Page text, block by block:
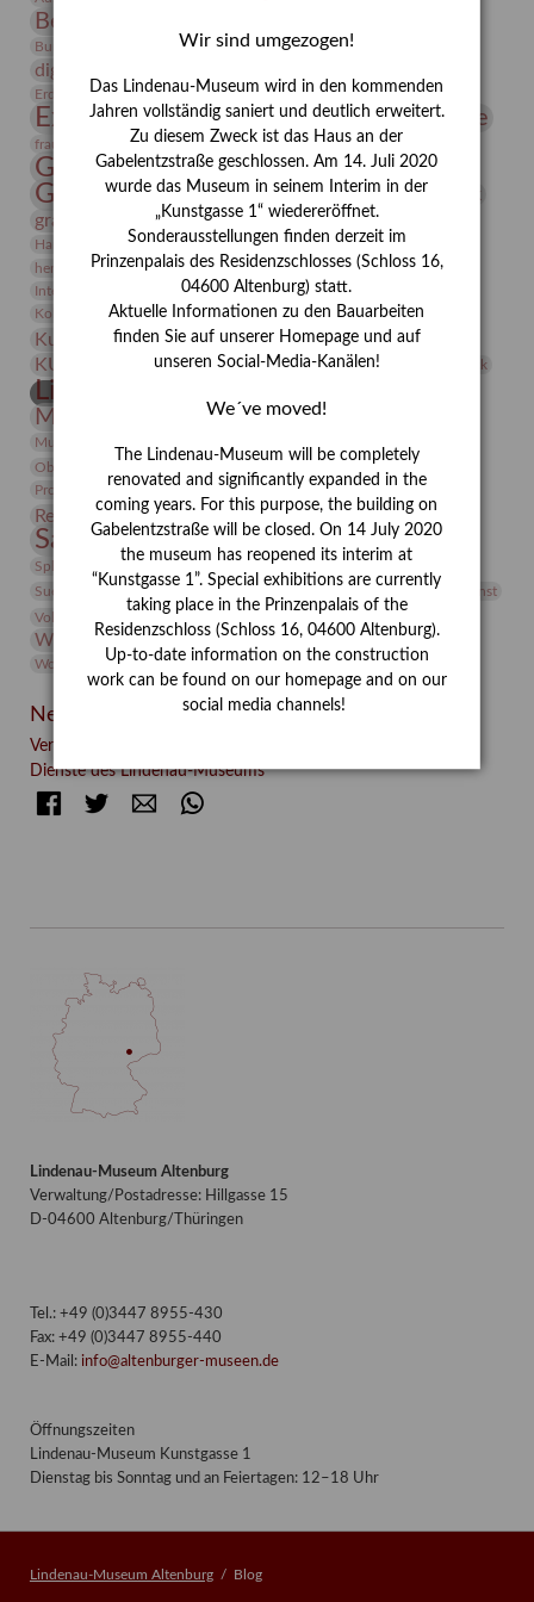
Bernhard August von Lindenau
Burg Posterstein Conrad Felixmüller Depot
digitallabor
Erdmann Julius Dietrich
Erlebnisportal estrusker Exlibris
Expressionismus Festrede Florenz Fotografie
frauen Frauen in der Antike und heute
Gerhard-Altenbourg-Preis
Gerhard Altenbourg
Gerhard Kurt Müller
grafische sammlung griechische Mythologie
Hanns-Conon von der Gabelentz Heinrich Kirchhoff Heldinnen
herman de vries Humboldt
Insekten
Integriertes Schädlingsmanagement
Italien Jahresempfang
Kolosseum
Kooperationsausstellung Korkmodelle Kunst
Kunstmuseum Kunstvermittlung Kunst von Kühl
KUNSTWAND Kurs Künstler Künstlerin Lehmbruck
Lindenau-Museum
Museumsgeschichte Museumsnacht
Museumspädagogik Natur
Objekt im Fokus
Phelloplastik
Pohlhof
Provenienz
Provenienzforschung
Restaurierung Rudi Lesser Ruth Wolf-Rehfeld
Sammlung Samstagszeichner Skulptur
Sonderausstellung
Sphinx
studio Studio Bildende Kunst
Suermondt-Ludwig-Museum
Vermittlung
Videokunst
Volontariat
Walter Rheiner Werefkin
Werkbetrachtung Winter Wissenschaft
Wolf and Dog
Wolf und Hund
Zirkuswoche
Neueste Beiträge
Verschenkt, verkauft, vergessen? – Kunstdetektivinnen im
Dienste des Lindenau-Museums
FacebookTwitter E-mail
Lindenau-Museum Altenburg
Verwaltung/Postadresse: Hillgasse 15
D-04600 Altenburg/Thüringen
Tel.: +49 (0)3447 8955-430
Fax: +49 (0)3447 8955-440
E-Mail: info@altenburger-museen.de
Öffnungszeiten
Lindenau-Museum Kunstgasse 1
Dienstag bis Sonntag und an Feiertagen: 12–18 Uhr
Lindenau-Museum Altenburg Blog
Wir sind umgezogen!
Das Lindenau-Museum wird in den kommenden
Jahren vollständig saniert und deutlich erweitert.
Zu diesem Zweck ist das Haus an der
Gabelentzstraße geschlossen. Am 14. Juli 2020
wurde das Museum in seinem Interim in der
„Kunstgasse 1“ wiedereröffnet.
Sonderausstellungen finden derzeit im
Prinzenpalais des Residenzschlosses (Schloss 16,
04600 Altenburg) statt.
Aktuelle Informationen zu den Bauarbeiten
finden Sie auf unserer Homepage und auf
unseren Social-Media-Kanälen!
We´ve moved!
The Lindenau-Museum will be completely
renovated and significantly expanded in the
coming years. For this purpose, the building on
Gabelentzstraße will be closed. On 14 July 2020
the museum has reopened its interim at
“Kunstgasse 1”. Special exhibitions are currently
taking place in the Prinzenpalais of the
Residenzschloss (Schloss 16, 04600 Altenburg).
Up-to-date information on the construction
work can be found on our homepage and on our
social media channels!